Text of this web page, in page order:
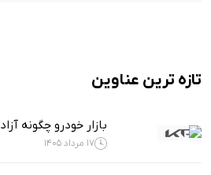
تازه ترین عناوین
بازار خودرو چگونه
17 مرداد 1405